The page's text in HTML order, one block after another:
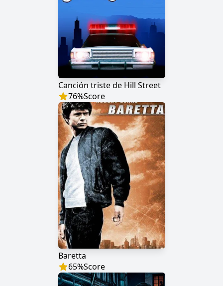
Canción triste de Hill Street
76%Score
Baretta
65%Score